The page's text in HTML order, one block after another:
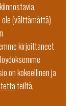
ole (välttämättä)
kirjoittaneet
on kokeellinen ja
teiltä,